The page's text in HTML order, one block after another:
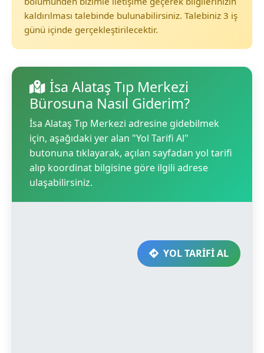
kaldırılması talebinde bulunabilirsiniz. Talebiniz 3 iş
günü içinde gerçekleştirilecektir.
İsa Alataş Tıp Merkezi
Bürosuna Nasıl Giderim?
İsa Alataş Tıp Merkezi adresine gidebilmek
için, aşağıdaki yer alan "Yol Tarifi Al"
butonuna tıklayarak, açılan sayfadan yol tarifi
alıp koordinat bilgisine göre ilgili adrese
ulaşabilirsiniz.
YOL TARİFİ AL